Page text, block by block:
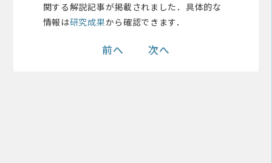
関する解説記事が掲載されました．具体的な
情報は研究成果から確認できます．
前へ 次へ